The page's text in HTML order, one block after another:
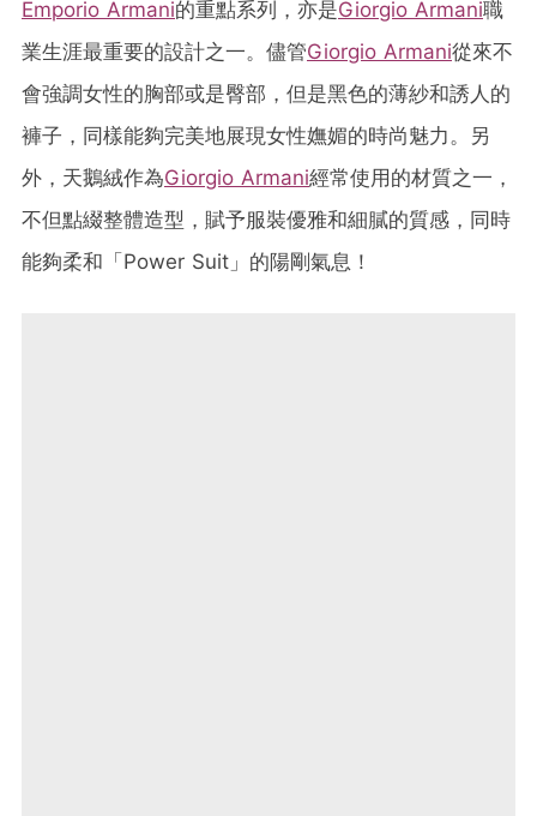
Emporio Armani的重點系列，亦是Giorgio Armani職
業生涯最重要的設計之一。儘管Giorgio Armani從來不
會強調女性的胸部或是臀部，但是黑色的薄紗和誘人的
褲子，同樣能夠完美地展現女性嫵媚的時尚魅力。另
外，天鵝絨作為Giorgio Armani經常使用的材質之一，
不但點綴整體造型，賦予服裝優雅和細膩的質感，同時
能夠柔和「Power Suit」的陽剛氣息！